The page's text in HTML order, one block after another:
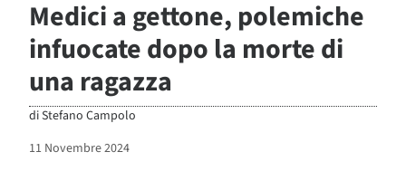
Medici a gettone, polemiche
infuocate dopo la morte di
una ragazza
diStefano Campolo
11 Novembre 2024